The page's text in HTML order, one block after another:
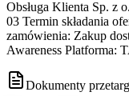
Obsługa Klienta Sp. z
03 Termin składania
zamówienia: Zakup
Awareness Platforma:
Dokumenty